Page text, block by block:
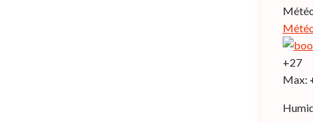
+27
Max: